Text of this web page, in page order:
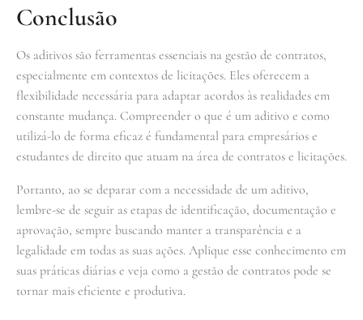
Conclusão
Os aditivos são ferramentas essenciais na gestão de contratos,
especialmente em contextos de licitações. Eles oferecem a
flexibilidade necessária para adaptar acordos às realidades em
constante mudança. Compreender o que é um aditivo e como
utilizá-lo de forma eficaz é fundamental para empresários e
estudantes de direito que atuam na área de contratos e licitações.
Portanto, ao se deparar com a necessidade de um aditivo,
lembre-se de seguir as etapas de identificação, documentação e
aprovação, sempre buscando manter a transparência e a
legalidade em todas as suas ações. Aplique esse conhecimento em
suas práticas diárias e veja como a gestão de contratos pode se
tornar mais eficiente e produtiva.